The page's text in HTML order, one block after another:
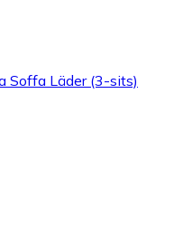
Soffa Läder (3-sits)